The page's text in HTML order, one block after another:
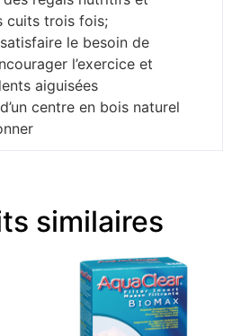
cuits trois fois;
le besoin de
l’exercice et
aiguisées
centre en bois naturel
similaires